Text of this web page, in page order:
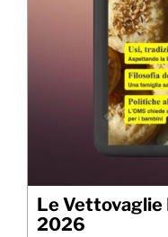
Le Vettovaglie
2026